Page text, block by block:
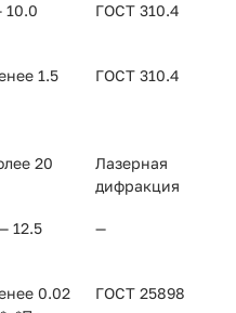
10.0
ГОСТ 310.4
1.5
ГОСТ 310.4
20
Лазерная
дифракция
12.5 —
0.02
ГОСТ 25898